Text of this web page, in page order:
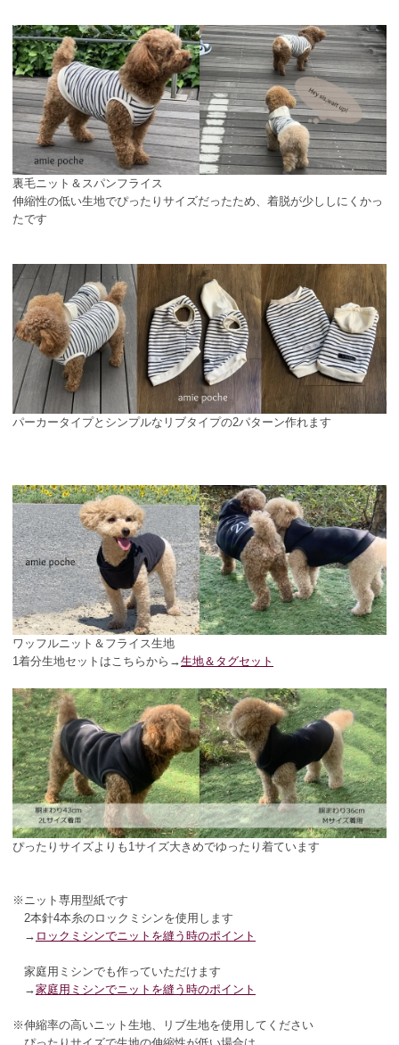
裏毛ニット＆スパンフライス
伸縮性の低い生地でぴったりサイズだったため、着脱が少ししにくかっ
たです
パーカータイプとシンプルなリブタイプの2パターン作れます
ワッフルニット＆フライス生地
1着分生地セットはこちらから→生地＆タグセット
ぴったりサイズよりも1サイズ大きめでゆったり着ています
※ニット専用型紙です
2本針4本糸のロックミシンを使用します
→ ロックミシンでニットを縫う時のポイント
家庭用ミシンでも作っていただけます
→家庭用ミシンでニットを縫う時のポイント
※伸縮率の高いニット生地、リブ生地を使用してください